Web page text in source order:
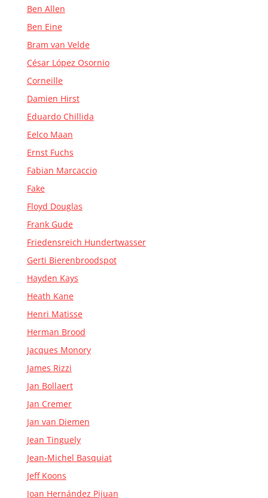
Ben Allen
Ben Eine
Bram van Velde
César López Osornio
Corneille
Damien Hirst
Eduardo Chillida
Eelco Maan
Ernst Fuchs
Fabian Marcaccio
Fake
Floyd Douglas
Frank Gude
Friedensreich Hundertwasser
Gerti Bierenbroodspot
Hayden Kays
Heath Kane
Henri Matisse
Herman Brood
Jacques Monory
James Rizzi
Jan Bollaert
Jan Cremer
Jan van Diemen
Jean Tinguely
Jean-Michel Basquiat
Jeff Koons
Joan Hernández Pijuan